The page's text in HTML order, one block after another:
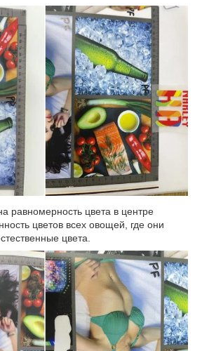
равномерность цвета в центре
цветов всех овощей, где они
цвета.